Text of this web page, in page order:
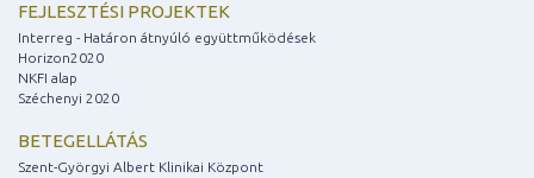
FEJLESZTÉSI PROJEKTEK
Interreg - Határon átnyúló együttműködések
Horizon2020
NKFI alap
Széchenyi 2020
BETEGELLÁTÁS
Szent-Györgyi Albert Klinikai Központ